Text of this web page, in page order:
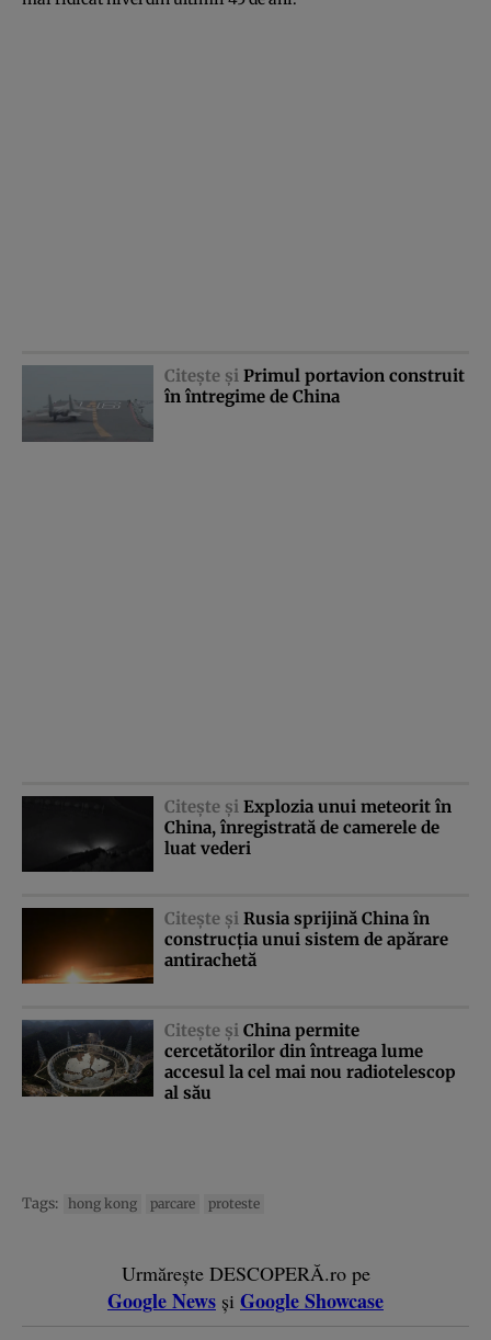
Citeşte şi Primul portavion construit
în întregime de China
Citeşte şi Explozia unui meteorit în
China, înregistrată de camerele de
luat vederi
Citeşte şi Rusia sprijină China în
construcţia unui sistem de apărare
antirachetă
Citeşte şi China permite
cercetătorilor din întreaga lume
accesul la cel mai nou radiotelescop
al său
Tags: hong kong parcare proteste
Urmărește DESCOPERĂ.ro pe
Google News și Google Showcase